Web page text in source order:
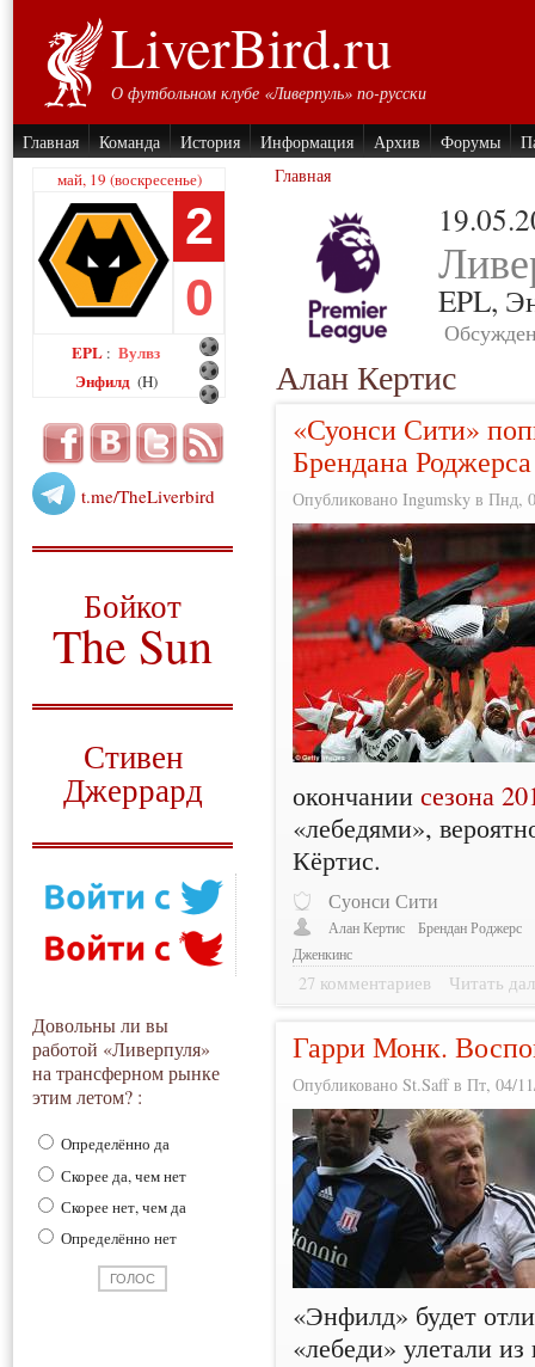
LiverBird.ru
О футбольном клубе «Ливерпуль» по-русски
Главная Команда История Информация Архив Форумы
май, 19 (воскресенье)
2
0
EPL : Вулвз
Энфилд (H)
t.me/TheLiverbird
Бойкот
The Sun
Стивен
Джеррард
Довольны ли вы
работой «Ливерпуля»
на трансферном рынке
этим летом? :
Определённо да
Скорее да, чем нет
Скорее нет, чем да
Определённо нет
Главная
EPL,
Алан Кертис
«Суонси Сити»
Брендана Роджерса
Опубликовано Ingumsky в Пнд,
окончаниисезона
«лебедями»,
Кёртис.
Суонси Сити
Алан Кертис
Брендан Роджерс
Дженкинс
27 комментариев Читать
Гарри Монк.
Опубликовано St.Saff в Пт, 04/
«Энфилд» будет
«лебеди» улетали